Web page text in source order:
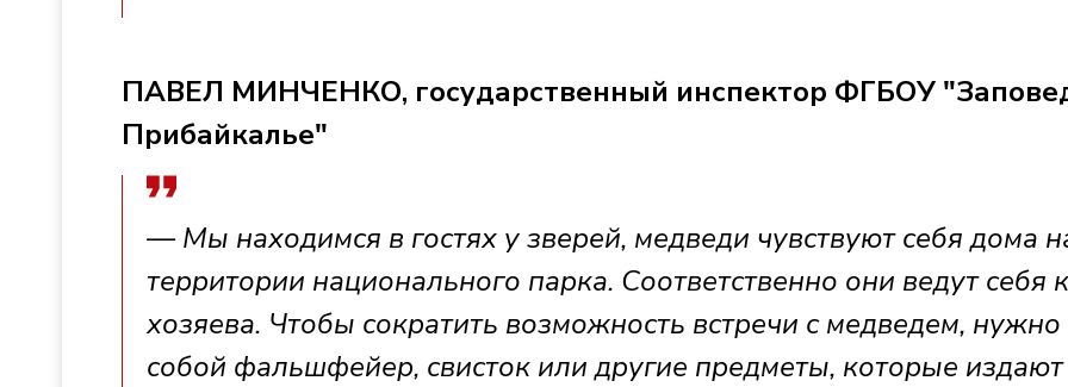
ПАВЕЛ МИНЧЕНКО, государственный инспектор ФГБОУ
Прибайкалье"
— Мы находимся в гостях у зверей, медведи чувствуют себя дома
территории национального парка. Соответственно они ведут себя
хозяева. Чтобы сократить возможность встречи с медведем, нужно
собой фальшфейер, свисток или другие предметы, которые издают